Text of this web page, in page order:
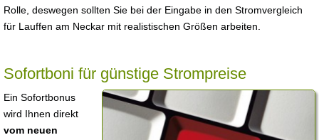
Rolle, deswegen sollten Sie bei der Eingabe in den Stromvergleich
für Lauffen am Neckar mit realistischen Größen arbeiten.
Sofortboni für günstige Strompreise
Ein Sofortbonus
wird Ihnen direkt
vom neuen